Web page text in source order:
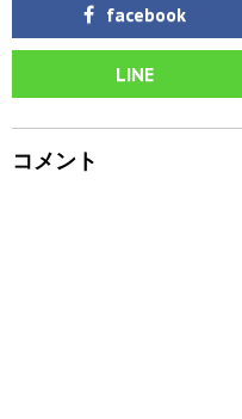
facebook
LINE
コメント